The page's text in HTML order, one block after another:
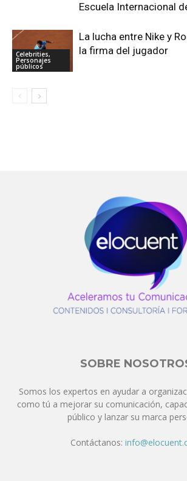
Escuela Internacional
Celebrities,
Personajes
públicos
La lucha entre Nike y
la firma del jugador
SOBRE
Somos los expertos en ayudar a
como tú a mejorar su comunicación,
público y lanzar su marca
Contáctanos: